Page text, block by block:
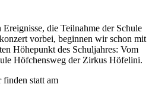
die Teilnahme der Schule
vorbei, beginnen wir schon mit
Höhepunkt des Schuljahres: Vom
Höfchensweg der Zirkus Höfelini.
statt am